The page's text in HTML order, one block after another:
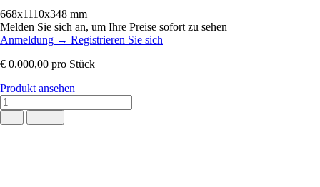
668x1110x348 mm |
Melden Sie sich an, um Ihre Preise sofort zu sehen
Anmeldung → Registrieren Sie sich
€ 0.000,00 pro Stück
Produkt ansehen